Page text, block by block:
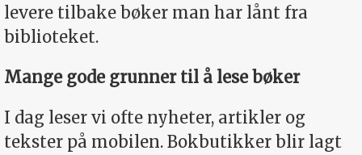
levere tilbake bøker man har lånt fra
biblioteket.
Mange gode grunner til å lese bøker
I dag leser vi ofte nyheter, artikler og
tekster på mobilen. Bokbutikker blir lagt